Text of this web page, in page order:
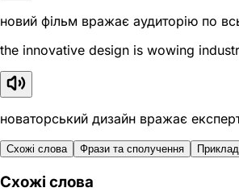
новий фільм вражає аудиторію по
the innovative design is wowing
новаторський дизайн вражає
Схожі слова Фрази та сполучення
Схожі слова